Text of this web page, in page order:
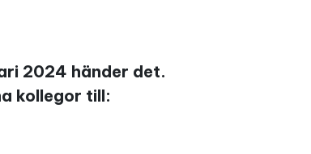
2024 händer det.
kollegor till: